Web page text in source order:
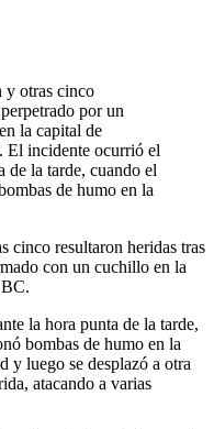
y otras cinco
por un
la capital de
incidente ocurrió el
de la tarde, cuando el
de humo en la
cinco resultaron heridas tras
con un cuchillo en la
la hora punta de la tarde,
bombas de humo en la
y luego se desplazó a otra
atacando a varias